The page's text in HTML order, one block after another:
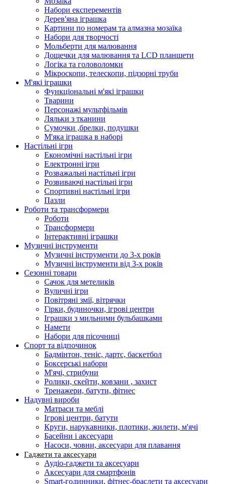
Набори експерементів
Дерев'яна іграшка
Картини по номерам та алмазна мозаїка
Набори для творчості
Мольберти для малювання
Дощечки для малювання та LCD планшети
Логіка та головоломки
Мікроскопи, телескопи, підзорні труби
М'які іграшки
Функціональні м'які іграшки
Тварини
Персонажі мультфільмів
Ляльки з тканини
Сумочки ,брелки, подушки
М'яка іграшка в наборі
Настільні ігри
Економічні настільні ігри
Електронні ігри
Розважальні настільні ігри
Розвиваючі настільні ігри
Спортивні настільні ігри
Пазли
Роботи та трансформери
Роботи
Трансформери
Інтерактивні іграшки
Музичні інструменти
Музичні інструменти до 3-х років
Музичні інструменти від 3-х років
Сезонні товари
Сачок для метеликів
Вуличні ігри
Повітряні змії, вітрячки
Гірки, будиночки, ігрові центри
Іграшки з мильними бульбашками
Намети
Набори для пісочниці
Спорт та відпочинок
Бадмінтон, теніс, дартс, баскетбол
Боксерські набори
М'ячі, стрибуни
Ролики, скейти, ковзани , захист
Тренажери, батути, фітнес
Надувні вироби
Матраси та меблі
Ігрові центри, батути
Круги, нарукавники, плотики, жилети, м'ячі
Басейни і аксесуари
Насоси, човни, аксесуари для плавання
Гаджети та аксесуари
Аудіо-гаджети та аксесуари
Аксесуари для смартфонів
Smart-годинники, фітнес-браслети та аксесуари